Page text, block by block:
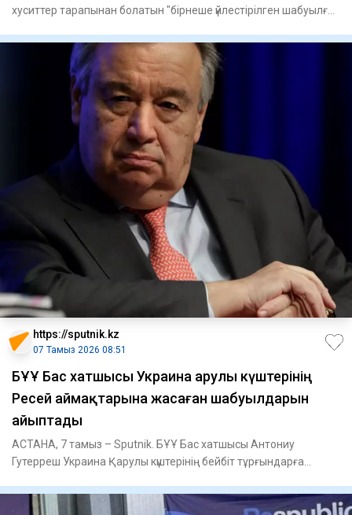
хуситтер тарапынан болатын "бірнеше үйлестірілген шабуылға"
https://sputnik.kz
07 Тамыз 2026 08:51
БҰҰ Бас хатшысы Украина Қарулы күштерінің
Ресей аймақтарына жасаған шабуылдарын
айыптады
АСТАНА, 7 тамыз – Sputnik. БҰҰ Бас хатшысы Антониу
Гутерреш Украина Қарулы күштерінің бейбіт тұрғындарға